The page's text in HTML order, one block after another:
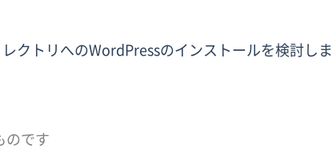
クトリへのWordPressのインストールを検討しま
のです